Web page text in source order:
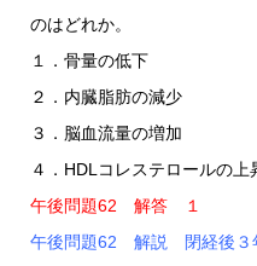
のはどれか。
１．骨量の低下
２．内臓脂肪の減少
３．脳血流量の増加
４．HDLコレステロールの上
午後問題62 解答 １
午後問題62 解説 閉経後３